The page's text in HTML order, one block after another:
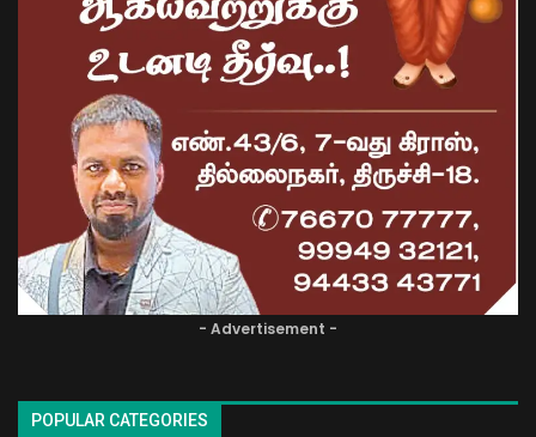
- Advertisement -
POPULAR CATEGORIES